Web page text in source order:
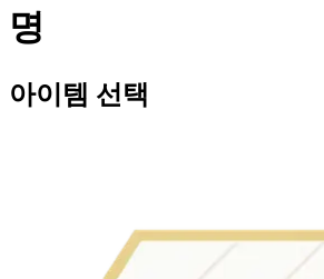
명
아이템 선택